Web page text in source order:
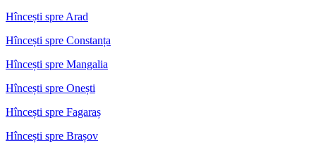
Hîncești spre Arad
Hîncești spre Constanța
Hîncești spre Mangalia
Hîncești spre Onești
Hîncești spre Fagaraș
Hîncești spre Brașov